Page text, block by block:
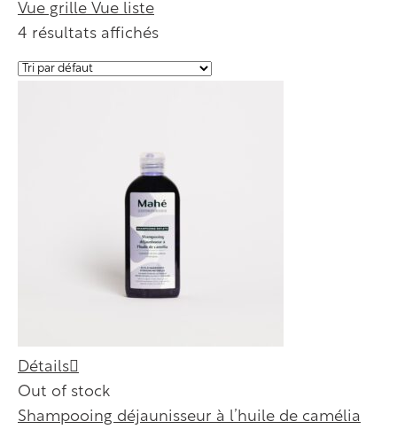
Vue grille Vue liste
4 résultats affichés
Détails
Out of stock
Shampooing déjaunisseur à l’huile de camélia